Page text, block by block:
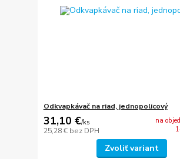
Odkvapkávač na riad, jednopolicový
31,10 €/ks
25,28 € bez DPH
na
Zvoliť variant